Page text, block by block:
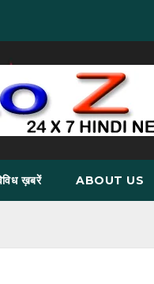
ख़बरें ABOUT US